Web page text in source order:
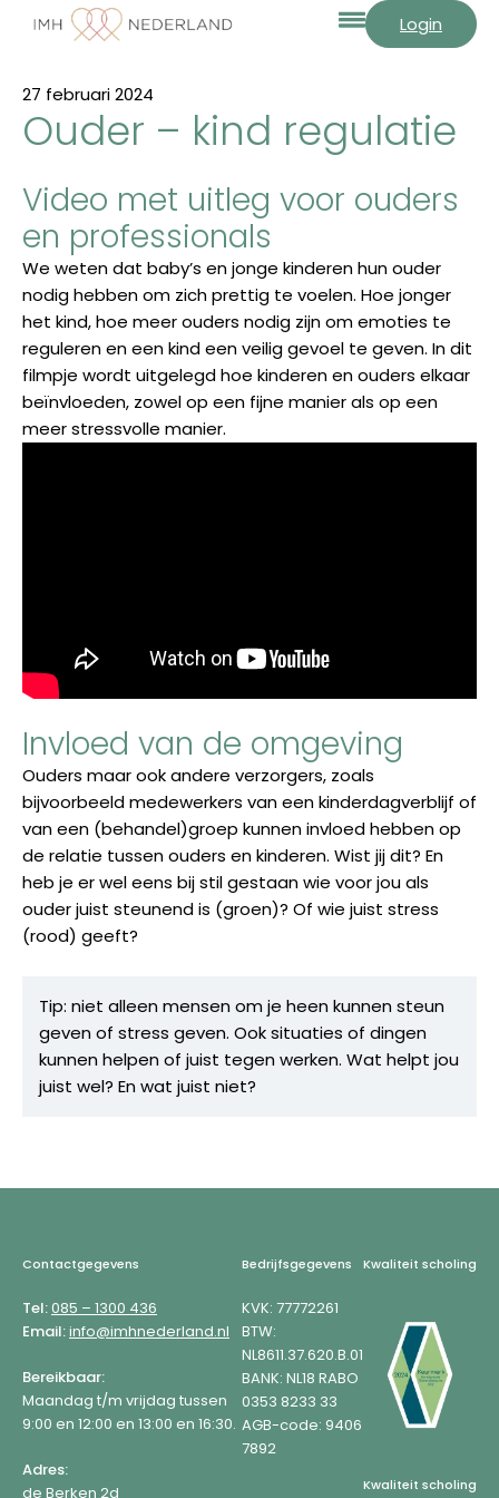
Login
27 februari 2024
Ouder – kind regulatie
Video met uitleg voor ouders
en professionals
We weten dat baby’s en jonge kinderen hun ouder
nodig hebben om zich prettig te voelen. Hoe jonger
het kind, hoe meer ouders nodig zijn om emoties te
reguleren en een kind een veilig gevoel te geven. In dit
filmpje wordt uitgelegd hoe kinderen en ouders elkaar
beïnvloeden, zowel op een fijne manier als op een
meer stressvolle manier.
Invloed van de omgeving
Ouders maar ook andere verzorgers, zoals
bijvoorbeeld medewerkers van een kinderdagverblijf of
van een (behandel)groep kunnen invloed hebben op
de relatie tussen ouders en kinderen. Wist jij dit? En
heb je er wel eens bij stil gestaan wie voor jou als
ouder juist steunend is (groen)? Of wie juist stress
(rood) geeft?
Tip: niet alleen mensen om je heen kunnen steun
geven of stress geven. Ook situaties of dingen
kunnen helpen of juist tegen werken. Wat helpt jou
juist wel? En wat juist niet?
Footer
Contactgegevens
Tel:085 – 1300 436
Email:info@imhnederland.nl
Bereikbaar:
Maandag t/m vrijdag tussen
9:00 en 12:00 en 13:00 en 16:30.
Adres:
de Berken 2d
Bedrijfsgegevens
KVK: 77772261
BTW:
NL8611.37.620.B.01
BANK: NL18 RABO
0353 8233 33
AGB-code: 9406
7892
Kwaliteit scholing
Kwaliteit scholing